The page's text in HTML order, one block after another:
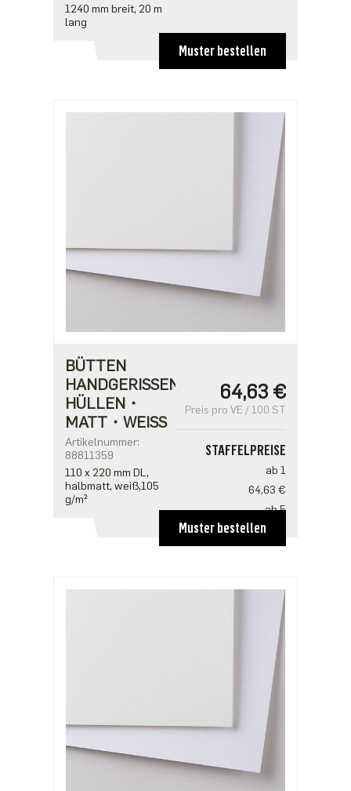
1240 mm breit, 20 m
lang
Muster bestellen
BÜTTEN
HANDGERISSEN
HÜLLEN・
MATT・WEISS
Artikelnummer:
88811359
110 x 220 mm DL,
halbmatt, weiß,105
g/m²
64,63 €
Preis pro VE / 100 ST
STAFFELPREISE
ab 1
64,63 €
ab 5
51,70 €
Muster bestellen